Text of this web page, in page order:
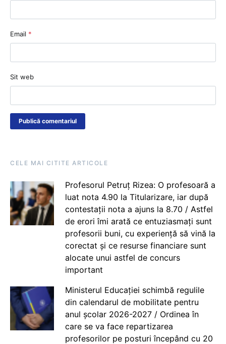
Email *
Sit web
CELE MAI CITITE ARTICOLE
Profesorul Petruț Rizea: O profesoară a
luat nota 4.90 la Titularizare, iar după
contestații nota a ajuns la 8.70 / Astfel
de erori îmi arată ce entuziasmați sunt
profesorii buni, cu experiență să vină la
corectat și ce resurse financiare sunt
alocate unui astfel de concurs
important
Ministerul Educației schimbă regulile
din calendarul de mobilitate pentru
anul școlar 2026-2027 / Ordinea în
care se va face repartizarea
profesorilor pe posturi începând cu 20